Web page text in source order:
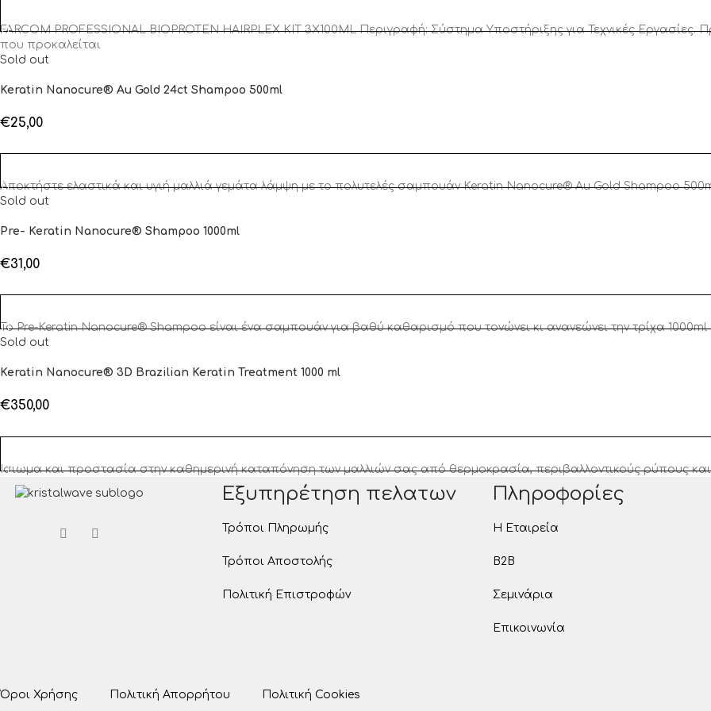
FARCOM PROFESSIONAL BIOPROTEN HAIRPLEX KIT 3X100ML Περιγραφή: Σύστημα Υποστήριξης για Τεχνικές
που προκαλείται
Sold out
Keratin Nanocure® Au Gold 24ct Shampoo 500ml
€25,00
Αποκτήστε ελαστικά και υγιή μαλλιά γεμάτα λάμψη με το πολυτελές σαμπουάν Keratin Nanocure® Au Gold Shampoo
Sold out
Pre- Keratin Nanocure® Shampoo 1000ml
€31,00
Το Pre-Keratin Nanocure® Shampoo είναι ένα σαμπουάν για βαθύ καθαρισμό που τονώνει κι ανανεώνει την τρίχα 1000ml
Sold out
Keratin Nanocure® 3D Brazilian Keratin Treatment 1000 ml
€350,00
Ίσιωμα και προστασία στην καθημερινή καταπόνηση των μαλλιών σας από θερμοκρασία, περιβαλλοντικούς ρύπους
Εξυπηρέτηση πελατων
Τρόποι Πληρωμής
Τρόποι Αποστολής
Πολιτική Επιστροφών
Πληροφορίες
Η Εταιρεία
B2B
Σεμινάρια
Επικοινωνία
Όροι Χρήσης Πολιτική Απορρήτου Πολιτική Cookies